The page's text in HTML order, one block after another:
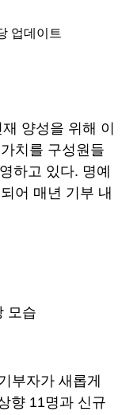
업데이트
양성을 위해 이
치를 구성원들
하고 있다. 명예
어 매년 기부 내
모습
부자가 새롭게
향 11명과 신규